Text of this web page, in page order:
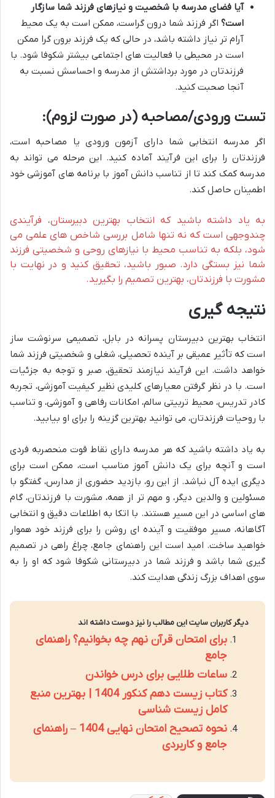
آیا فضای مدرسه با شخصیت و نیازهای فرزند شما سازگار
است؟ اگر فرزند شما درون گراست، ممکن است به یک محیط
آرام تر نیاز داشته باشد، در حالی که یک فرزند برون گرا ممکن
است در محیطی با فعالیت های اجتماعی بیشتر شکوفا شود. با
فرزندتان در مورد برداشتش از مدرسه و احساسش نسبت به
آنجا صحبت کنید.
تست ورودی/مصاحبه (در صورت لزوم):
اگر مدرسه انتخابی شما دارای آزمون ورودی یا مصاحبه است،
فرزندتان را برای این فرآیند آماده کنید. این مرحله می تواند به
مدرسه کمک کند تا از تناسب دانش آموز با برنامه های آموزشی خود
اطمینان حاصل کند.
به یاد داشته باشید که انتخاب بهترین دبیرستان، فرآیندی
چندوجهی است که نه تنها شامل بررسی شاخص های علمی می
شود، بلکه به تناسب محیط با نیازهای روحی و شخصیتی فرزند
شما نیز بستگی دارد. صبور باشید، تحقیق کنید و در نهایت با
مشورت با فرزندتان، بهترین تصمیم را بگیرید.
نتیجه گیری
انتخاب بهترین دبیرستان پسرانه در بابل، تصمیمی سرنوشت ساز
است که تأثیر عمیقی بر آینده تحصیلی، شغلی و شخصیتی فرزند شما
خواهد داشت. این فرآیند نیازمند تحقیق، صبر و توجه به جزئیات
است. با در نظر گرفتن معیارهای کلیدی نظیر کیفیت آموزشی، تجربه
کادر تدریس، محیط تربیتی سالم، امکانات رفاهی و آموزشی، و تناسب
با روحیات فرزندتان، می توانید بهترین گزینه را برای او بیابید.
به یاد داشته باشید که هر مدرسه دارای نقاط قوت منحصربه فردی
است و آنچه برای یک دانش آموز مناسب است، ممکن است برای
دیگری ایده آل نباشد. از این رو، بازدید حضوری از مدارس، گفتگو با
مسئولین و والدین دیگر، و مهم تر از همه، مشورت با فرزندتان، گام
های اساسی در این مسیر هستند. با اتکا به اطلاعات دقیق و انتخابی
آگاهانه، مسیر موفقیت و آینده ای روشن را برای فرزند خود هموار
خواهید ساخت. امید است این راهنمای جامع، چراغ راهی در تصمیم
گیری شما باشد و فرزند شما در دبیرستانی شکوفا شود که او را به
سوی اهداف بزرگ زندگی هدایت کند.
دیگر کاربران سایت این مطالب را نیز دوست داشته اند
برای امتحان قرآن نهم چه بخوانیم؟ راهنمای
جامع
ساعات طلایی برای درس خواندن
کتاب زیست دهم کنکور 1404 | بهترین منبع
کامل زیست شناسی
نحوه تصحیح امتحان نهایی 1404 – راهنمای
جامع و کاربردی